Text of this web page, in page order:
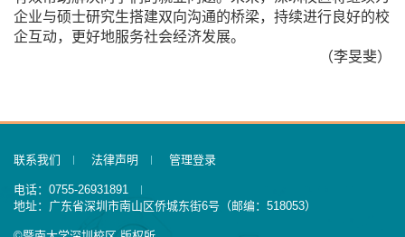
企业与硕士研究生搭建双向沟通的桥梁，持续进行良好的校
企互动，更好地服务社会经济发展。
（李旻斐）
联系我们 法律声明 管理登录
电话：0755-26931891
地址：广东省深圳市南山区侨城东街6号（邮编：518053）